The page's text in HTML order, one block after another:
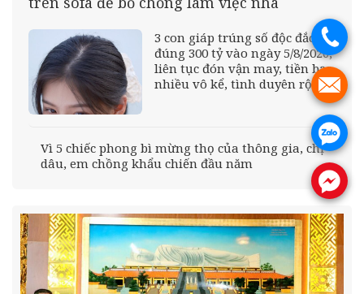
3 con giáp trúng số độc đắc
đúng 300 tỷ vào ngày 5/8/2026,
liên tục đón vận may, tiền bạc
nhiều vô kể, tình duyên rộng
Vì 5 chiếc phong bì mừng thọ của thông gia, chị
dâu, em chồng khẩu chiến đầu năm
.
.
.
.